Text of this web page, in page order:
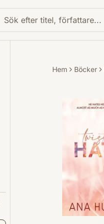
Hem Böcker